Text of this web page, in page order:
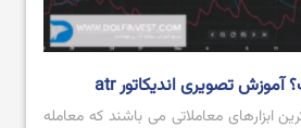
ابزارهای معاملاتی می باشند که معامله